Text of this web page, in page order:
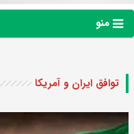
منو
توافق ایران و آمریکا